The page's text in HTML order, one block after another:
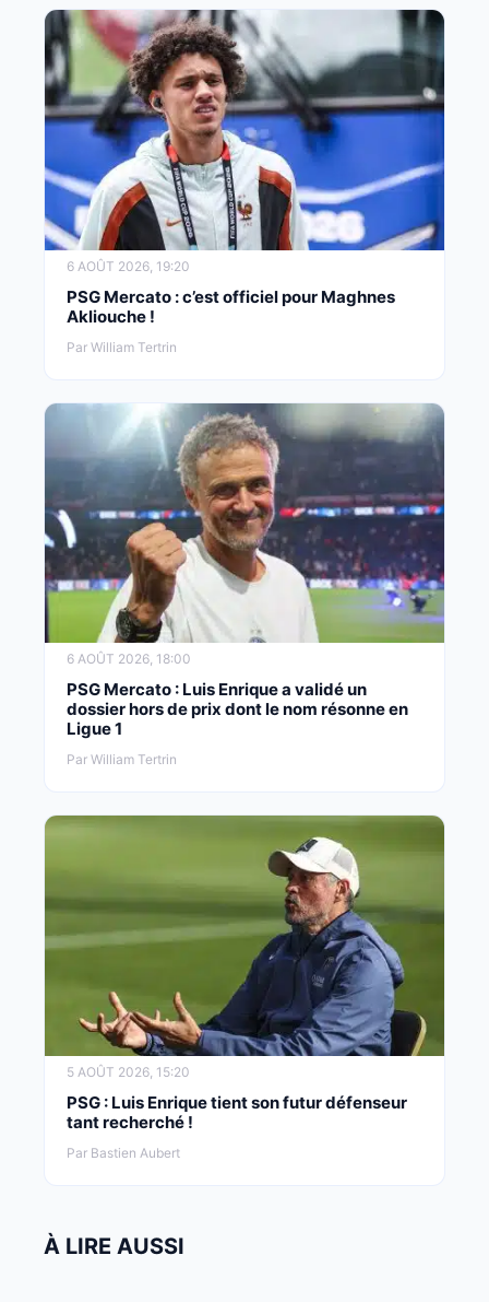
6 AOÛT 2026, 19:20
PSG Mercato : c’est officiel pour Maghnes
Akliouche !
Par William Tertrin
6 AOÛT 2026, 18:00
PSG Mercato : Luis Enrique a validé un
dossier hors de prix dont le nom résonne en
Ligue 1
Par William Tertrin
5 AOÛT 2026, 15:20
PSG : Luis Enrique tient son futur défenseur
tant recherché !
Par Bastien Aubert
À LIRE AUSSI